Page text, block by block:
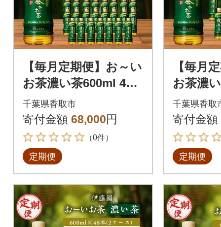
【毎月定期便】お～い
お茶濃い茶600ml 48
本(2ケース)伊藤園全3
回
千葉県香取市
寄付金額 68,000円
（0件）
定期便
【毎月
お茶濃
本(ケー
回
千葉県香取
寄付金額
定期便